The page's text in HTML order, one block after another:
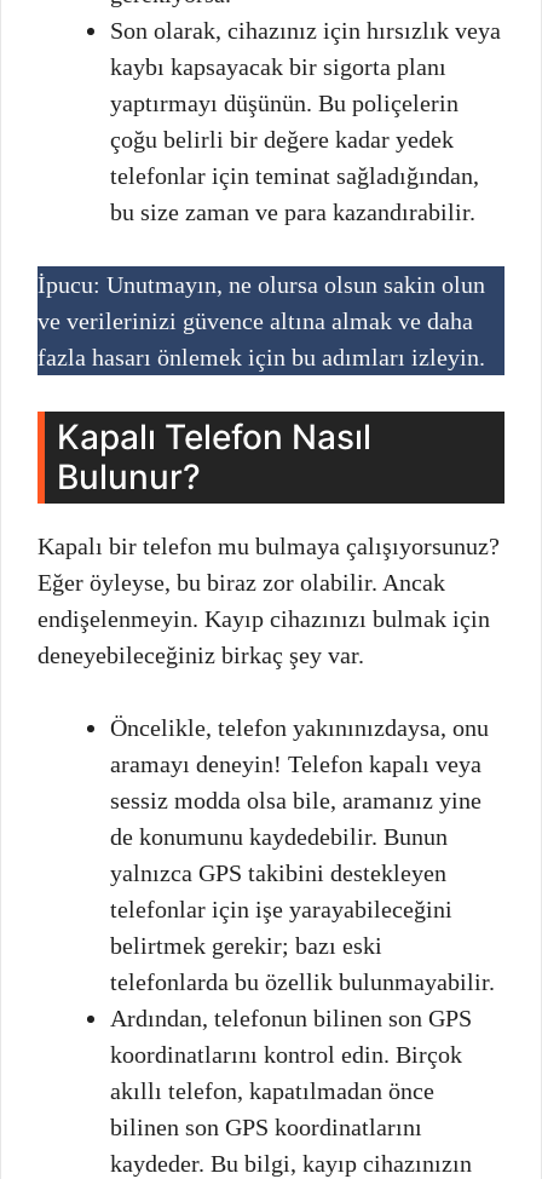
Son olarak, cihazınız için hırsızlık veya
kaybı kapsayacak bir sigorta planı
yaptırmayı düşünün. Bu poliçelerin
çoğu belirli bir değere kadar yedek
telefonlar için teminat sağladığından,
bu size zaman ve para kazandırabilir.
İpucu: Unutmayın, ne olursa olsun sakin olun
ve verilerinizi güvence altına almak ve daha
fazla hasarı önlemek için bu adımları izleyin.
Kapalı Telefon Nasıl
Bulunur?
Kapalı bir telefon mu bulmaya çalışıyorsunuz?
Eğer öyleyse, bu biraz zor olabilir. Ancak
endişelenmeyin. Kayıp cihazınızı bulmak için
deneyebileceğiniz birkaç şey var.
Öncelikle, telefon yakınınızdaysa, onu
aramayı deneyin! Telefon kapalı veya
sessiz modda olsa bile, aramanız yine
de konumunu kaydedebilir. Bunun
yalnızca GPS takibini destekleyen
telefonlar için işe yarayabileceğini
belirtmek gerekir; bazı eski
telefonlarda bu özellik bulunmayabilir.
Ardından, telefonun bilinen son GPS
koordinatlarını kontrol edin. Birçok
akıllı telefon, kapatılmadan önce
bilinen son GPS koordinatlarını
kaydeder. Bu bilgi, kayıp cihazınızın